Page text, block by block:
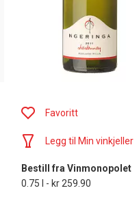
Favoritt
Legg til Min vinkjeller
Bestill fra Vinmonopolet
0.75 l - kr 259.90